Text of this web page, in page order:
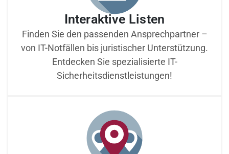
Interaktive Listen
Finden Sie den passenden Ansprechpartner –
von IT-Notfällen bis juristischer Unterstützung.
Entdecken Sie spezialisierte IT-
Sicherheitsdienstleistungen!